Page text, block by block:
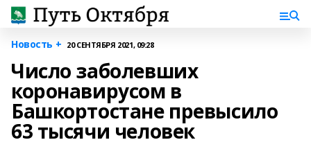
Новость + 20 СЕНТЯБРЯ 2021, 09:28
Число заболевших
коронавирусом в
Башкортостане превысило
63 тысячи человек